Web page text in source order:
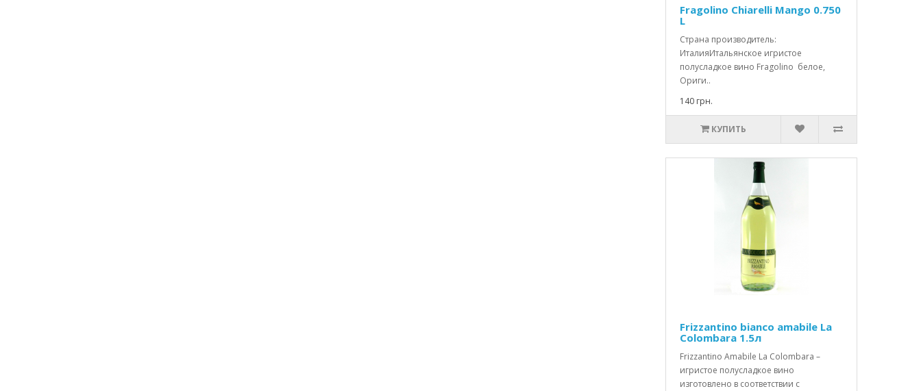
Fragolino Chiarelli Mango 0.750
L
Страна производитель:
ИталияИтальянское игристое
полусладкое вино Fragolino белое,
Ориги..
140 грн.
КУПИТЬ
Frizzantino bianco amabile La
Colombara 1.5л
Frizzantino Amabile La Colombara –
игристое полусладкое вино
изготовлено в соответствии с